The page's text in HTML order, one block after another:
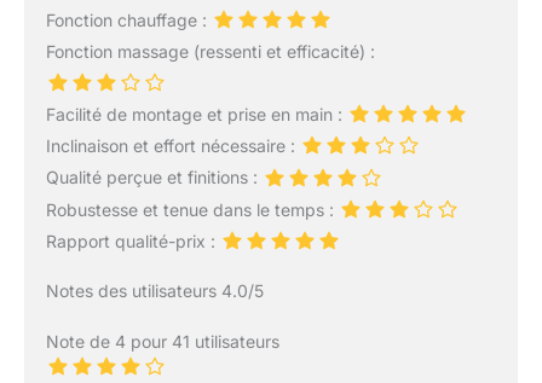
Fonction chauffage :
Fonction massage (ressenti et efficacité) :
Facilité de montage et prise en main :
Inclinaison et effort nécessaire :
Qualité perçue et finitions :
Robustesse et tenue dans le temps :
Rapport qualité-prix :
Notes des utilisateurs 4.0/5
Note de 4 pour 41 utilisateurs